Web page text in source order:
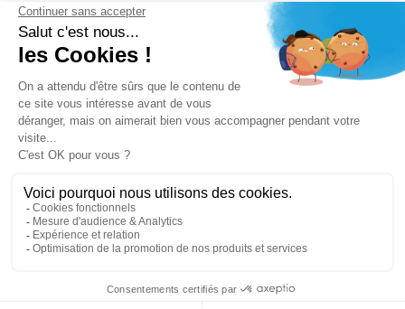
Ma facture
Mentions légales
SERVICE
Pièces détachées
Catégories de produit
Dépannage
Le magasin